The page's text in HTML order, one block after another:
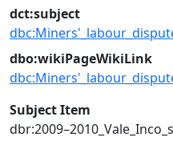
dct:subject
dbo:wikiPageWikiLink
Subject Item